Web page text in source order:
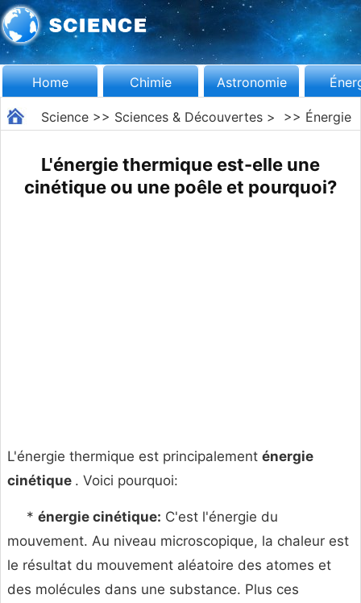
Home Chimie Astronomie
Science>> Sciences & Découvertes> >> Énergie
L'énergie thermique est-elle une
cinétique ou une poêle et pourquoi?
L'énergie thermique est principalement énergie
cinétique . Voici pourquoi:
* énergie cinétique: C'est l'énergie du
mouvement. Au niveau microscopique, la chaleur est
le résultat du mouvement aléatoire des atomes et
des molécules dans une substance. Plus ces